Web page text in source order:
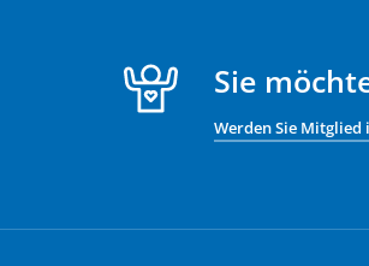
Sie
Werden Sie Mitglied